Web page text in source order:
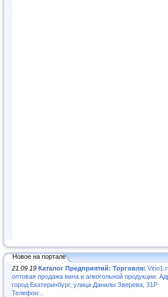
Новое на портале
21.09.19 Каталог Предприятий: Торговля:
оптовая продажа вина и алкогольной продукции.
город Екатеринбург, улица Данилы Зверева, 31Р
Телефон:..